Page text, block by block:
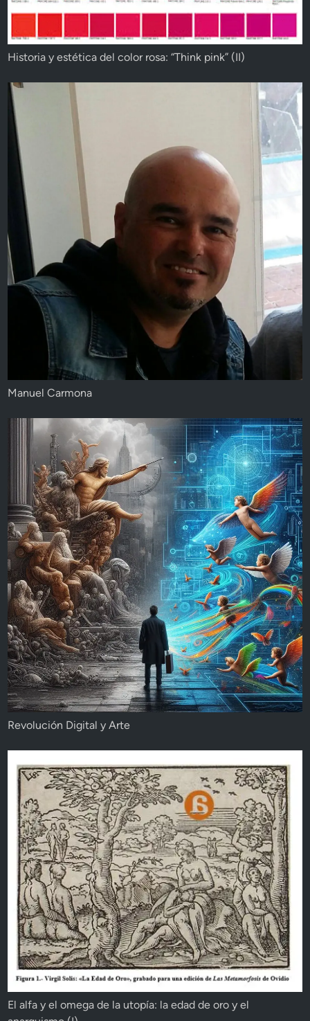
Historia y estética del color rosa: “Think pink” (II)
Manuel Carmona
Revolución Digital y Arte
El alfa y el omega de la utopía: la edad de oro y el